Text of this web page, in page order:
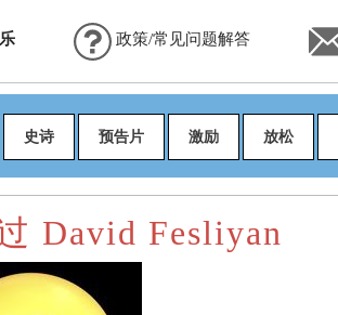
政策/常见问题解答
史诗 预告片 激励 放松
David Fesliyan